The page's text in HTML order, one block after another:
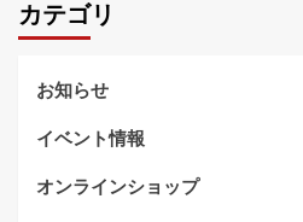
カテゴリ
お知らせ
イベント情報
オンラインショップ